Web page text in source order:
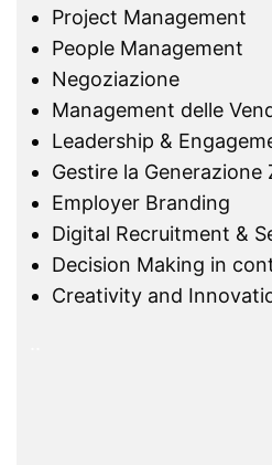
Project Management
People Management
Negoziazione
Management delle
Leadership &
Gestire la Generazione
Employer Branding
Digital Recruitment &
Decision Making in
Creativity and